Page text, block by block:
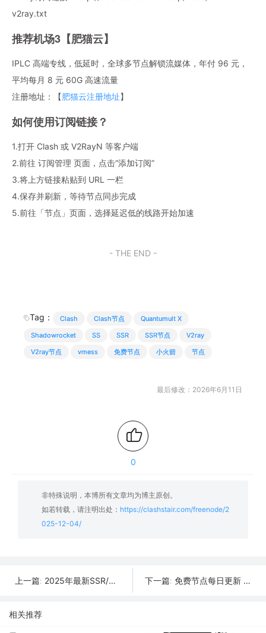
v2ray.txt
推荐机场3【肥猫云】
IPLC 高端专线，低延时，全球多节点解锁流媒体，年付 96 元，
平均每月 8 元 60G 高速流量
注册地址：【肥猫云注册地址】
如何使用订阅链接？
1.打开 Clash 或 V2RayN 等客户端
2.前往 订阅管理 页面，点击“添加订阅”
3.将上方链接粘贴到 URL 一栏
4.保存并刷新，等待节点同步完成
5.前往「节点」页面，选择延迟低的线路开始加速
- THE END -
Tag： Clash Clash节点
Quantumult X
Shadowrocket
SS SSR SSR节点
V2ray
V2ray节点
vmess 免费节点 小火箭 节点
最后修改：2026年6月11日
0
非特殊说明，本博所有文章均为博主原创。
如若转载，请注明出处： https://clashstair.com/freenode/2
025-12-04/
上一篇: 2025年最新SSR/V2Ray/Clash节点分享 | 12月05日实时可用 下一篇: 免费节点每日更新 | 2025年12月03日SSR/V2Ray/Clash可用订阅
相关推荐